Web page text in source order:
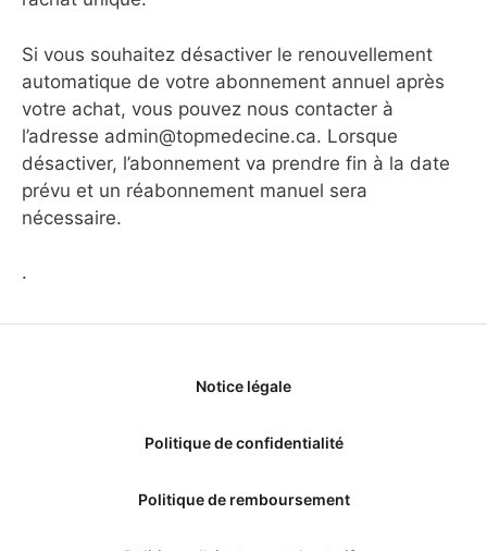
Si vous souhaitez désactiver le renouvellement
automatique de votre abonnement annuel après
votre achat, vous pouvez nous contacter à
l’adresse admin@topmedecine.ca. Lorsque
désactiver, l’abonnement va prendre fin à la date
prévu et un réabonnement manuel sera
nécessaire.
.
Notice légale
Politique de confidentialité
Politique de remboursement